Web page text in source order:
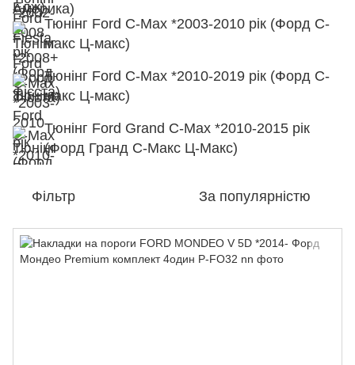
Тюнінг Ford C-Max *2003-2010 рік (Форд С-
макс Ц-макс)
Тюнінг Ford C-Max *2010-2019 рік (Форд С-
макс Ц-макс)
Тюнінг Ford Grand C-Max *2010-2015 рік
(Форд Гранд С-Макс Ц-Макс)
Фільтр За популярністю